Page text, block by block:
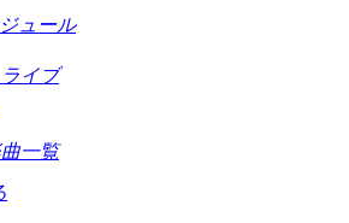
ュール
イブ
一覧